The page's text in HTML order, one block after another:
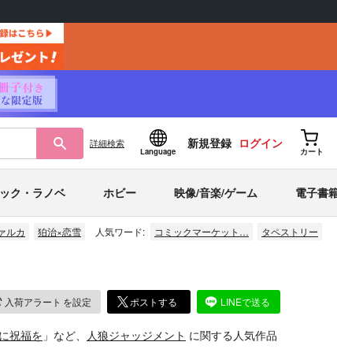
詳細検索
Language
新規登録 ログイン
カート
ク・ラノベ ホビー 映像/音楽/ゲーム 電子書
ルカ 狛治×恋雪 人気ワード: コミックマーケット… タペストリー
入荷アラート を設定 ポストする LINEで送る
祝福を 」など、 人狼ジャッジメント に関する人気作品